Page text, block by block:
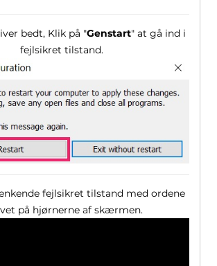
bedt, Klik på "Genstart" at gå ind i
fejlsikret tilstand.
fejlsikret tilstand med ordene
på hjørnerne af skærmen.